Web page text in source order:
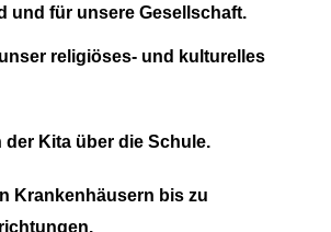
und für unsere Gesellschaft.
religiöses- und kulturelles
der Kita über die Schule.
Krankenhäusern bis zu